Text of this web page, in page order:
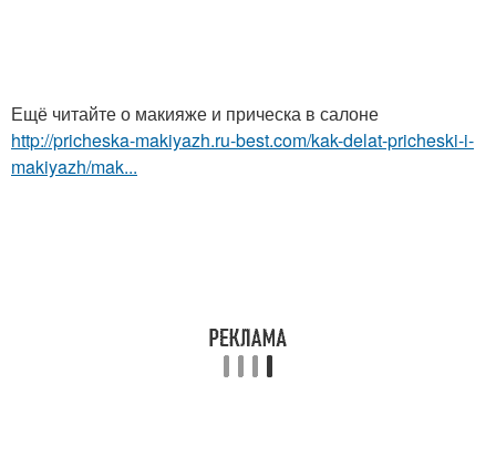
Ещё читайте о макияже и прическа в салоне
http://pricheska-makiyazh.ru-best.com/kak-delat-pricheski-i-
makiyazh/mak...